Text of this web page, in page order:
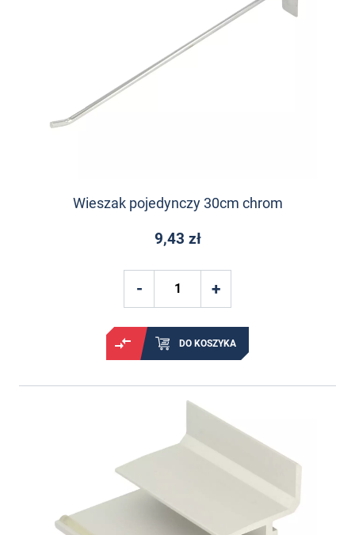
Wieszak pojedynczy 30cm chrom
9,43 zł
DO KOSZYKA